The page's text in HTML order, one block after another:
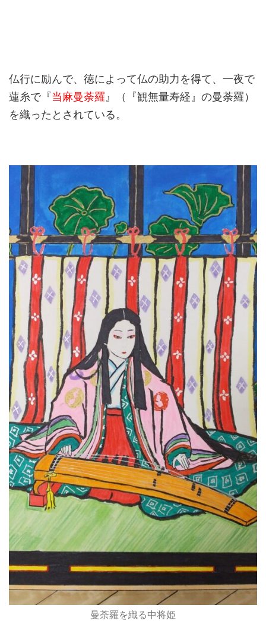
仏行に励んで、徳によって仏の助力を得て、一夜で
蓮糸で『当麻曼荼羅』（『観無量寿経』の曼荼羅）
を織ったとされている。
曼荼羅を織る中将姫